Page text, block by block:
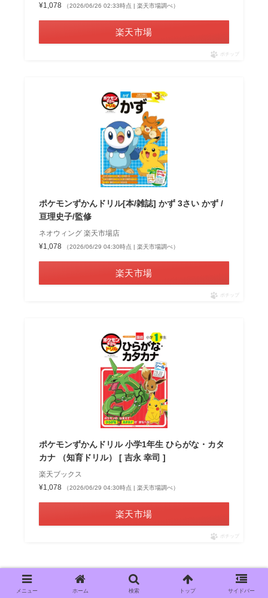
¥1,078
（2026/06/26 02:33時点 | 楽天市場調べ）
楽天市場
ポチップ
ポケモンずかんドリル[本/雑誌] かず 3さい かず /
亘理史子/監修
ネオウィング 楽天市場店
¥1,078
（2026/06/29 04:30時点 | 楽天市場調べ）
楽天市場
ポチップ
ポケモンずかんドリル 小学1年生 ひらがな・カタ
カナ （知育ドリル） [ 吉永 幸司 ]
楽天ブックス
¥1,078
（2026/06/29 04:30時点 | 楽天市場調べ）
楽天市場
ポチップ
その他 1年生 ひらがな
入学準備
メニュー ホーム 検索 トップ サイドバー